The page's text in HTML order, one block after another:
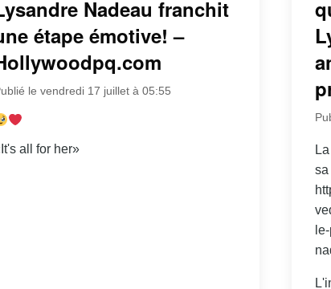
Nadeau franchit
étape émotive! –
le vendredi 17 juillet à 05:55
all for her»
sa